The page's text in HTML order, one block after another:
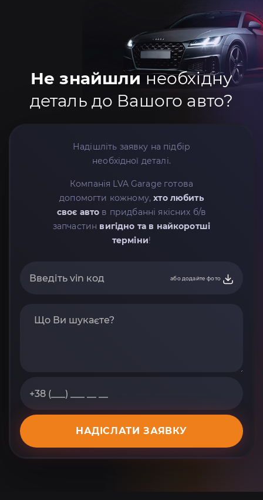
Не знайшли необхідну
деталь до Вашого авто?
Надішліть заявку на підбір
необхідної деталі.
Компанія LVA Garage готова
допомогти кожному,хто любить
своє авто в придбанні якісних б/в
запчастин вигідно та в найкоротші
терміни!
або додайте фото
НАДІСЛАТИ ЗАЯВКУ